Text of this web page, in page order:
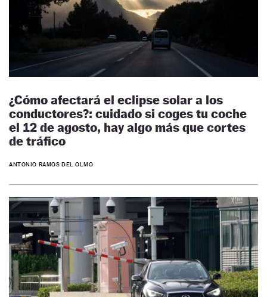
¿Cómo afectará el eclipse solar a los
conductores?: cuidado si coges tu coche
el 12 de agosto, hay algo más que cortes
de tráfico
ANTONIO RAMOS DEL OLMO